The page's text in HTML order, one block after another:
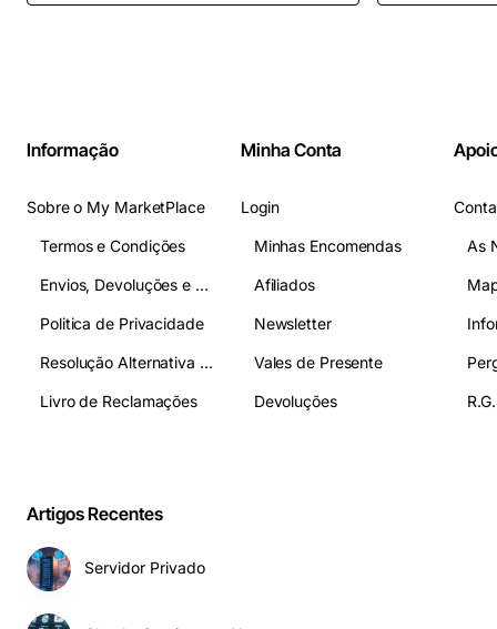
Informação
Sobre o My MarketPlace
Termos e Condições
Envios, Devoluções e Pagamentos
Politica de Privacidade
Resolução Alternativa de Litígios
Livro de Reclamações
Minha Conta
Login
Minhas Encomendas
Afiliados
Newsletter
Vales de Presente
Devoluções
As
Artigos Recentes
Servidor Privado